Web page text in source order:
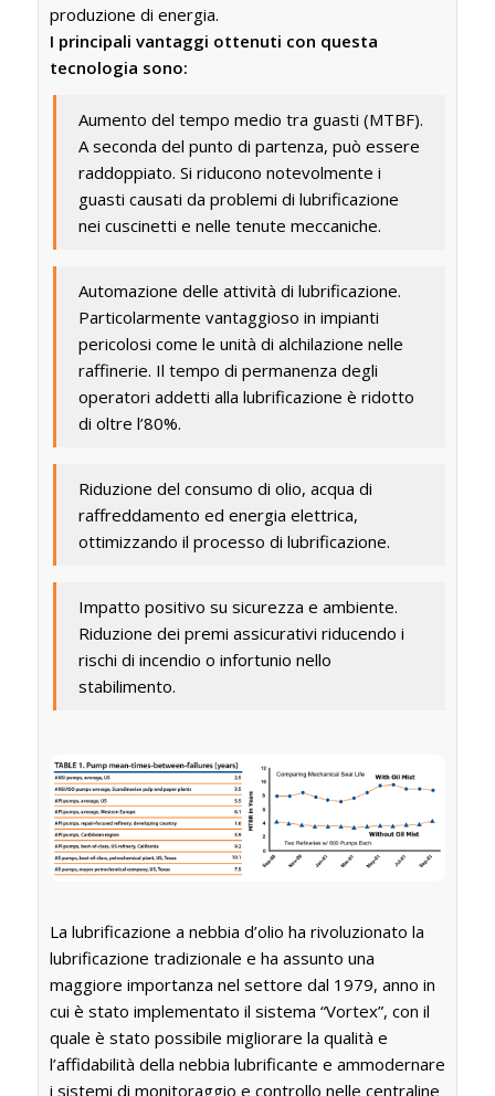
produzione di energia.
I principali vantaggi ottenuti con questa
tecnologia sono:
Aumento del tempo medio tra guasti (MTBF).
A seconda del punto di partenza, può essere
raddoppiato. Si riducono notevolmente i
guasti causati da problemi di lubrificazione
nei cuscinetti e nelle tenute meccaniche.
Automazione delle attività di lubrificazione.
Particolarmente vantaggioso in impianti
pericolosi come le unità di alchilazione nelle
raffinerie. Il tempo di permanenza degli
operatori addetti alla lubrificazione è ridotto
di oltre l’80%.
Riduzione del consumo di olio, acqua di
raffreddamento ed energia elettrica,
ottimizzando il processo di lubrificazione.
Impatto positivo su sicurezza e ambiente.
Riduzione dei premi assicurativi riducendo i
rischi di incendio o infortunio nello
stabilimento.
La lubrificazione a nebbia d’olio ha rivoluzionato la
lubrificazione tradizionale e ha assunto una
maggiore importanza nel settore dal 1979, anno in
cui è stato implementato il sistema “Vortex”, con il
quale è stato possibile migliorare la qualità e
l’affidabilità della nebbia lubrificante e ammodernare
i sistemi di monitoraggio e controllo nelle centraline